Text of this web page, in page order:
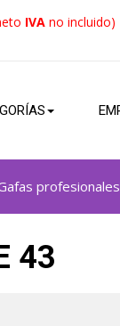
IVA no incluido)
profesionales
43